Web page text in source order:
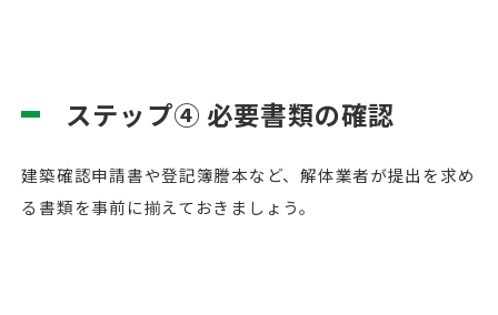
ステップ④ 必要書類の確認
建築確認申請書や登記簿謄本など、解体業者が提出を求め
る書類を事前に揃えておきましょう。